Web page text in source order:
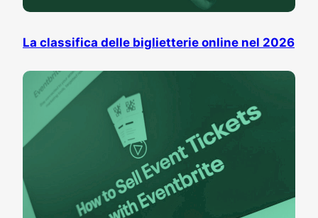
La classifica delle biglietterie online nel 2026